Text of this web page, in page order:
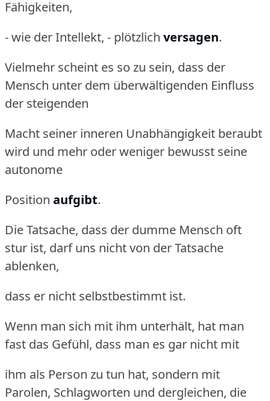
Fähigkeiten,
- wie der Intellekt, - plötzlich versagen.
Vielmehr scheint es so zu sein, dass der
Mensch unter dem überwältigenden Einfluss
der steigenden
Macht seiner inneren Unabhängigkeit beraubt
wird und mehr oder weniger bewusst seine
autonome
Position aufgibt.
Die Tatsache, dass der dumme Mensch oft
stur ist, darf uns nicht von der Tatsache
ablenken,
dass er nicht selbstbestimmt ist.
Wenn man sich mit ihm unterhält, hat man
fast das Gefühl, dass man es gar nicht mit
ihm als Person zu tun hat, sondern mit
Parolen, Schlagworten und dergleichen, die